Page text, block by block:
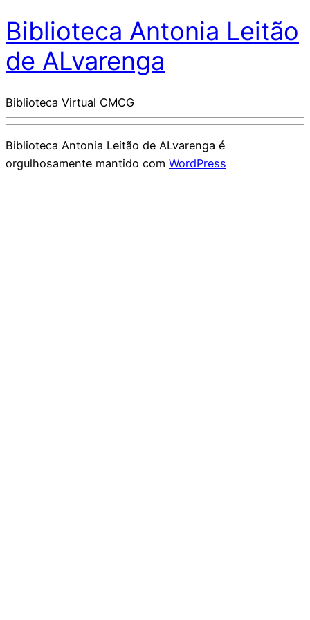
Biblioteca Antonia Leitão
de ALvarenga
Biblioteca Virtual CMCG
Biblioteca Antonia Leitão de ALvarenga é
orgulhosamente mantido com WordPress